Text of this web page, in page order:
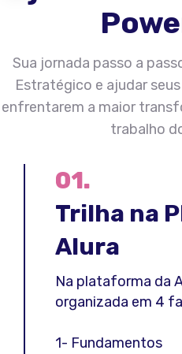
Sua jornada passo a
Estratégico e ajudar
enfrentarem a maior
trabalho
01.
Trilha na
Alura
Na plataforma da
organizada em 4
1- Fundamentos